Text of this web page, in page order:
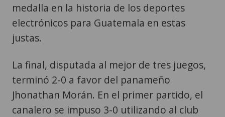
medalla en la historia de los deportes
electrónicos para Guatemala en estas
justas.
La final, disputada al mejor de tres juegos,
terminó 2-0 a favor del panameño
Jhonathan Morán. En el primer partido, el
canalero se impuso 3-0 utilizando al club